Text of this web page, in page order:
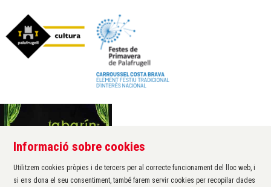
Àrea de cultura de l'Ajuntament de Palafrugell
Carrer Santa Margarida, 1
17200 Palafrugell
Informació sobre cookies
Utilitzem cookies pròpies i de tercers per al correcte funcionament del lloc web, i
si ens dona el seu consentiment, també farem servir cookies per recopilar dades